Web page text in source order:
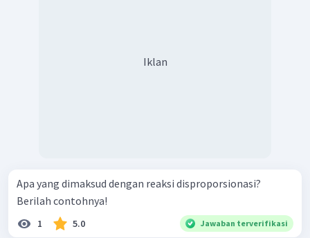
Iklan
Apa yang dimaksud dengan reaksi disproporsionasi?
Berilah contohnya!
1 5.0 Jawaban terverifikasi